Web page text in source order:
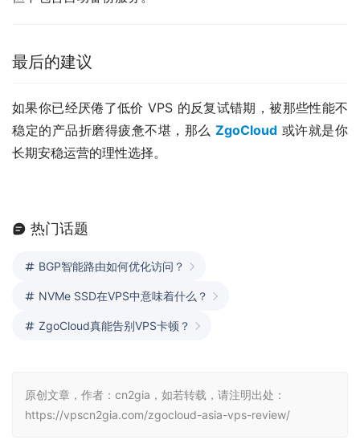
最后的建议
如果你已经厌倦了低价 VPS 的反复试错期，被那些性能不
稳定的产品折磨得疲惫不堪，那么 ZgoCloud 或许就是你
长期安稳运营的理性选择。
热门话题
BGP智能路由如何优化访问？
NVMe SSD在VPS中意味着什么？
ZgoCloud真能告别VPS卡顿？
原创文章，作者：cn2gia，如若转载，请注明出处：
https://vpscn2gia.com/zgocloud-asia-vps-review/